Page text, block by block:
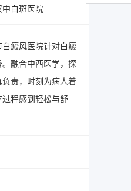
白斑医院
癜风医院针对白癜
融合中西医学，探
责，时刻为病人着
程感到轻松与舒